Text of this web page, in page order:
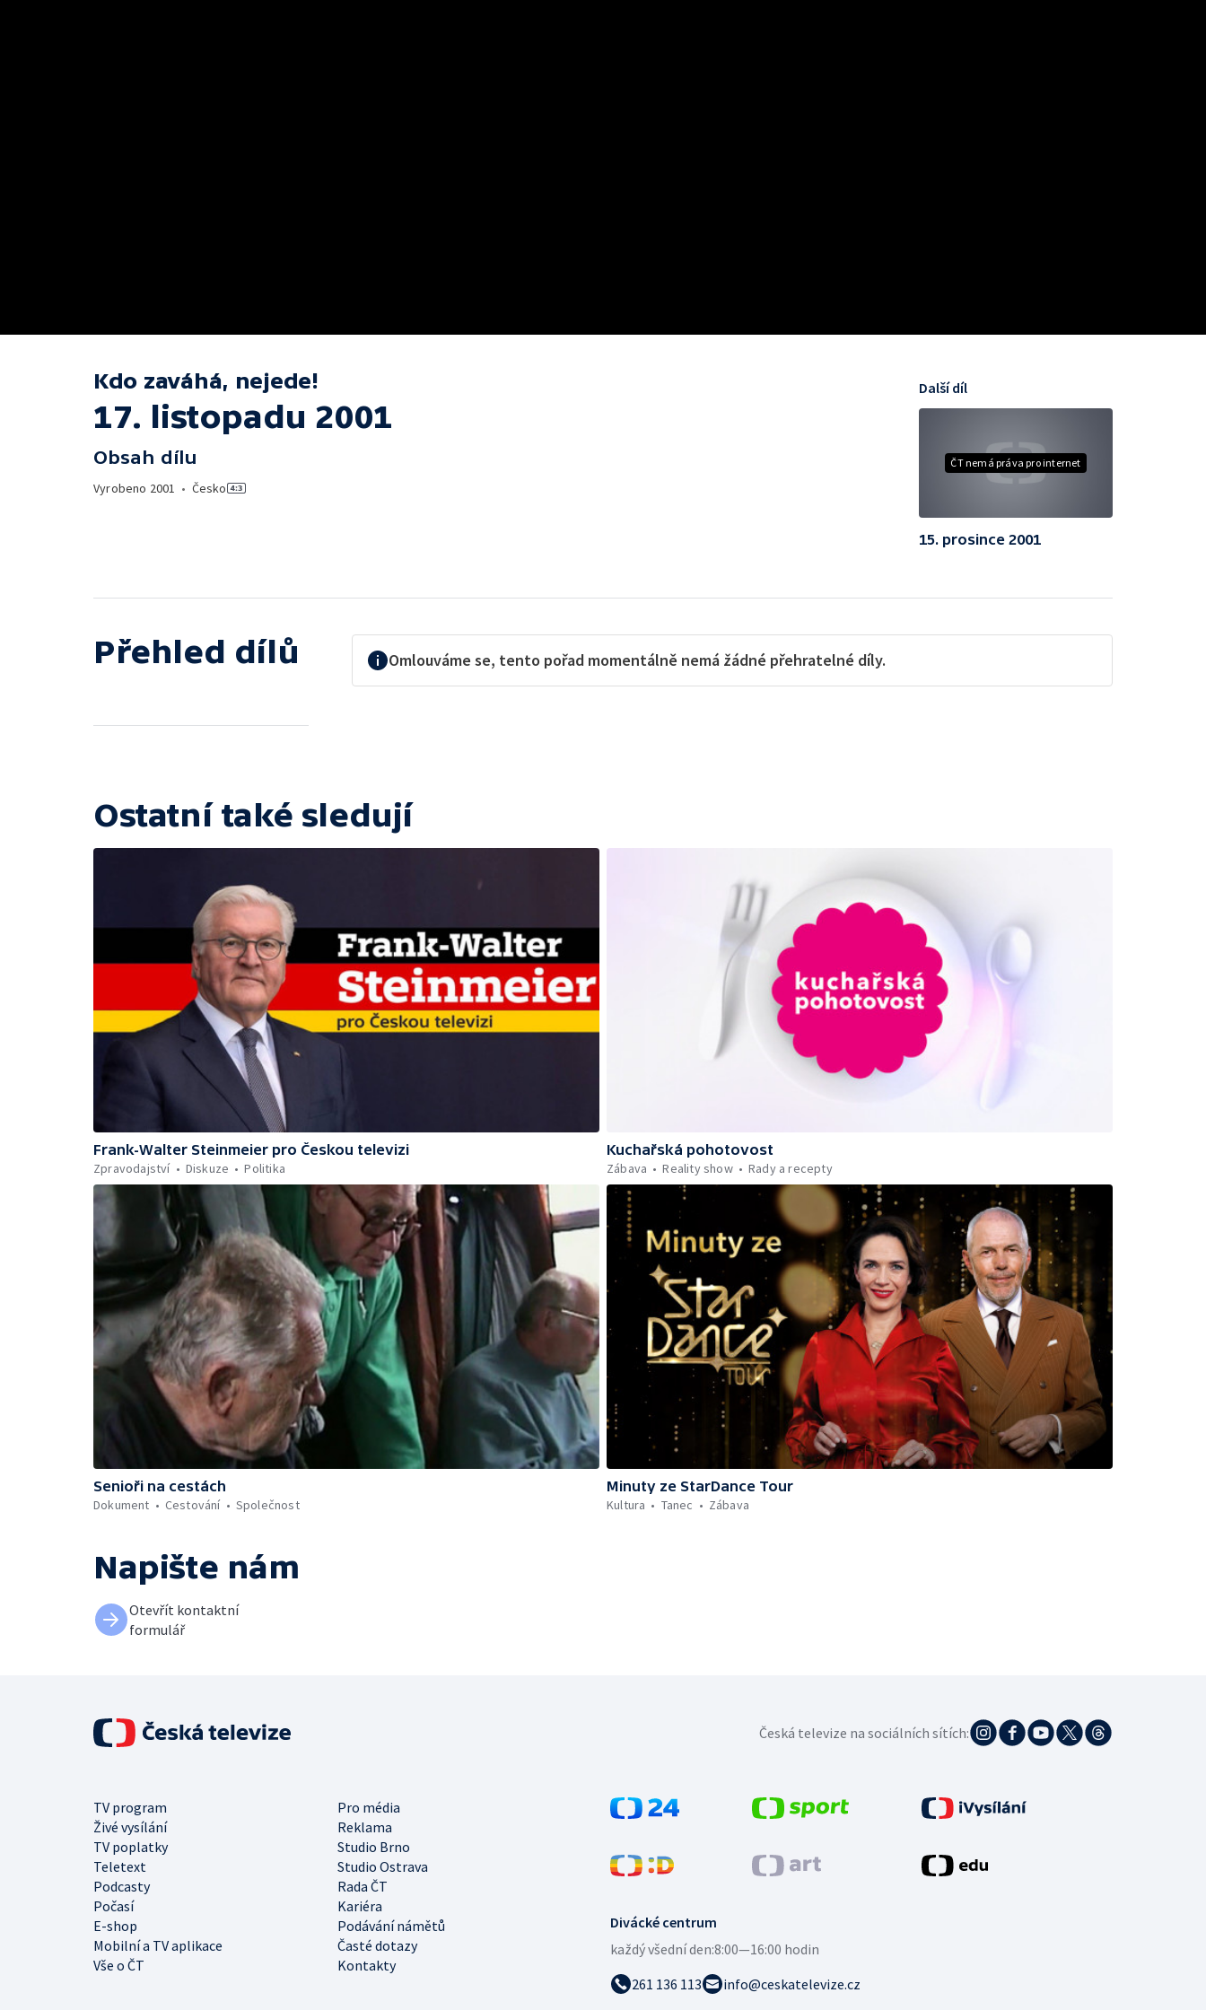
Kdo zaváhá, nejede!
17. listopadu 2001
Obsah dílu
Vyrobeno 2001 • Česko
ČT nemá práva pro internet
Další díl
15. prosince 2001
Přehled dílů Omlouváme se, tento pořad momentálně nemá žádné přehratelné díly.
Ostatní také sledují
Frank-Walter Steinmeier pro Českou televizi
Zpravodajství
Diskuze Politika
Kuchařská pohotovost
Zábava
Reality show Rady a recepty
Senioři na cestách
Dokument
Cestování Společnost
Minuty ze StarDance Tour
Kultura
Tanec Zábava
Napište nám
Otevřít kontaktní
formulář
Divácké centrum
každý všední den:8:00—16:00 hodin
261 136 113
info@ceskatelevize.cz
TV program
Pro média
Živé vysílání
Reklama
TV poplatky
Studio Brno
Teletext
Studio Ostrava
Podcasty
Rada ČT
Počasí
Kariéra
E-shop
Podávání námětů
Mobilní a TV aplikace
Časté dotazy
Vše o ČT
Kontakty
Česká televize na sociálních sítích: